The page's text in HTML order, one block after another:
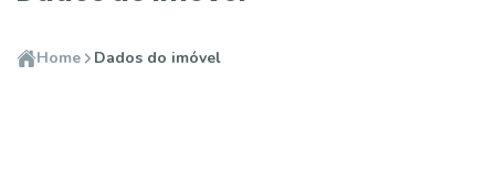
Home Dados do imóvel